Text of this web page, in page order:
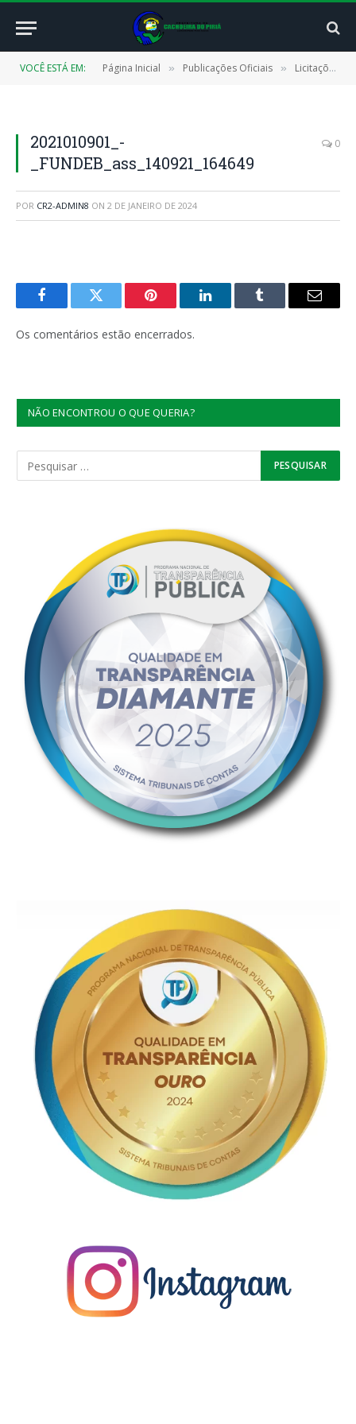
VOCÊ ESTÁ EM: Página Inicial » Publicações Oficiais » Licitações
2021010901_-
_FUNDEB_ass_140921_164649
0
POR CR2-ADMIN8 ON 2 DE JANEIRO DE 2024
FacebookTwitter Pinterest LinkedInTumblr
E-
Os comentários estão encerrados.
NÃO ENCONTROU O QUE QUERIA?